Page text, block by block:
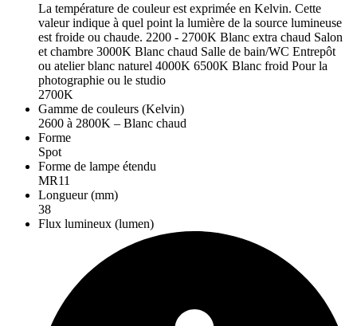
La température de couleur est exprimée en Kelvin. Cette
valeur indique à quel point la lumière de la source lumineuse
est froide ou chaude. 2200 - 2700K Blanc extra chaud Salon
et chambre 3000K Blanc chaud Salle de bain/WC Entrepôt
ou atelier blanc naturel 4000K 6500K Blanc froid Pour la
photographie ou le studio
2700K
Gamme de couleurs (Kelvin)
2600 à 2800K – Blanc chaud
Forme
Spot
Forme de lampe étendu
MR11
Longueur (mm)
38
Flux lumineux (lumen)